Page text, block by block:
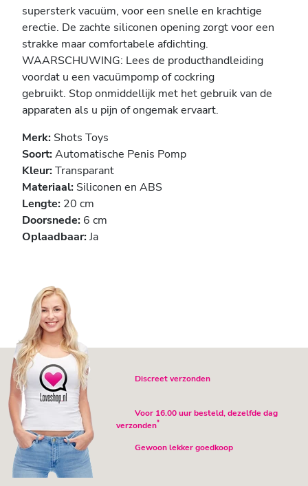
supersterk vacuüm, voor een snelle en krachtige
erectie. De zachte siliconen opening zorgt voor een
strakke maar comfortabele afdichting.
WAARSCHUWING: Lees de producthandleiding
voordat u een vacuümpomp of cockring
gebruikt. Stop onmiddellijk met het gebruik van de
apparaten als u pijn of ongemak ervaart.
Merk: Shots Toys
Soort:Automatische Penis Pomp
Kleur:Transparant
Materiaal: Siliconen en ABS
Lengte: 20 cm
Doorsnede: 6 cm
Oplaadbaar:Ja
Discreet verzonden
Voor 16.00 uur besteld, dezelfde dag
verzonden*
Gewoon lekker goedkoop